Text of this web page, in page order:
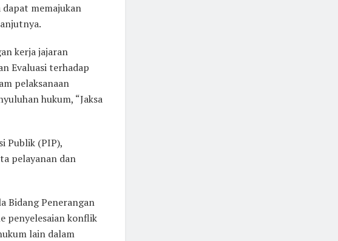
memajukan
kerja jajaran
Evaluasi terhadap
pelaksanaan
hukum, “Jaksa
Publik (PIP),
pelayanan dan
Bidang Penerangan
penyelesaian konflik
lain dalam